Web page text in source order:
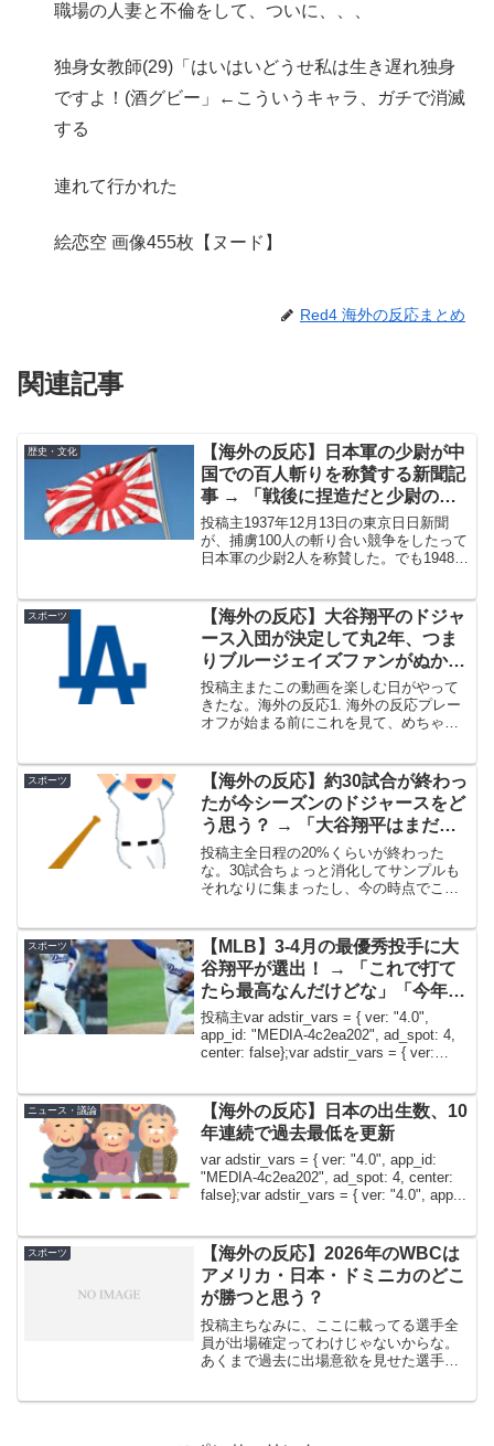
職場の人妻と不倫をして、ついに、、、
独身女教師(29)「はいはいどうせ私は生き遅れ独身
ですよ！(酒グビー」←こういうキャラ、ガチで消滅
する
連れて行かれた
絵恋空 画像455枚【ヌード】
Red4 海外の反応まとめ
関連記事
歴史・文化
【海外の反応】日本軍の少尉が中
国での百人斬りを称賛する新聞記
事 → 「戦後に捏造だと少尉の遺
族が訴えたらしいな」「戦時中の
プロパガンダだろ？」
投稿主1937年12月13日の東京日日新聞
が、捕虜100人の斬り合い競争をしたって
日本軍の少尉2人を称賛した。でも1948年
誉毀損だ、捏造だ」って新聞社を訴えて
やん...
スポーツ
【海外の反応】大谷翔平のドジャ
ース入団が決定して丸2年、つま
りブルージェイズファンがぬか喜
びしてから2年たったな
投稿主またこの動画を楽しむ日がやって
きたな。海外の反応1. 海外の反応プレー
オフが始まる前にこれを見て、めちゃく
っちが徹底的に叩きのめすか」どっちか
だと思ってたけど、...
スポーツ
【海外の反応】約30試合が終わっ
たが今シーズンのドジャースをど
う思う？ → 「大谷翔平はまだ本
来の姿じゃないな、心配はしてな
いけど」「主力の衰えが心配にな
る」
投稿主全日程の20%くらいが終わった
な。30試合ちょっと消化してサンプルも
それなりに集まったし、今の時点でこの
adstir_vars = { ver: "4.0", ...
スポーツ
【MLB】3-4月の最優秀投手に大
谷翔平が選出！ → 「これで打て
たら最高なんだけどな」「今年は
ピッチングに集中してる気がす
る」
投稿主var adstir_vars = { ver: "4.0",
app_id: "MEDIA-4c2ea202", ad_spot: 4,
center: false};var adstir_vars = { ver:
ニュース・議論
【海外の反応】日本の出生数、10
年連続で過去最低を更新
var adstir_vars = { ver: "4.0", app_id:
"MEDIA-4c2ea202", ad_spot: 4, center:
false};var adstir_vars = { ver: "4.0", app...
スポーツ
【海外の反応】2026年のWBCは
アメリカ・日本・ドミニカのどこ
が勝つと思う？
投稿主ちなみに、ここに載ってる選手全
員が出場確定ってわけじゃないからな。
あくまで過去に出場意欲を見せた選手と